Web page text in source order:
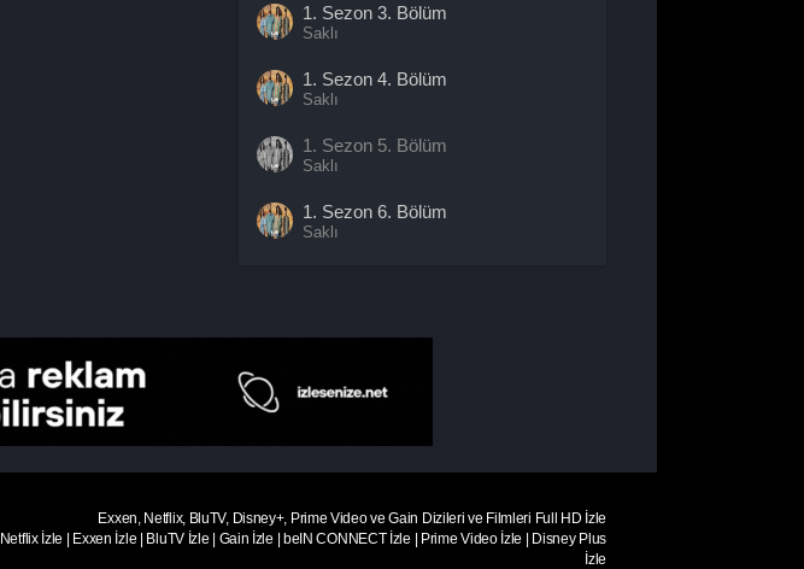
1. Sezon 3. Bölüm
Saklı
1. Sezon 4. Bölüm
Saklı
1. Sezon 5. Bölüm
Saklı
1. Sezon 6. Bölüm
Saklı
1. Sezon8. Bölüm
1. Sezon10. Bölüm- Sezon
Saklı
Exxen, Netflix, BluTV, Disney+, Prime Video ve Gain Dizileri ve Filmleri Full HD İzle
Netflix İzle | Exxen İzle | BluTV İzle | Gain İzle | beIN CONNECT İzle | Prime Video İzle | Disney Plus
İzle